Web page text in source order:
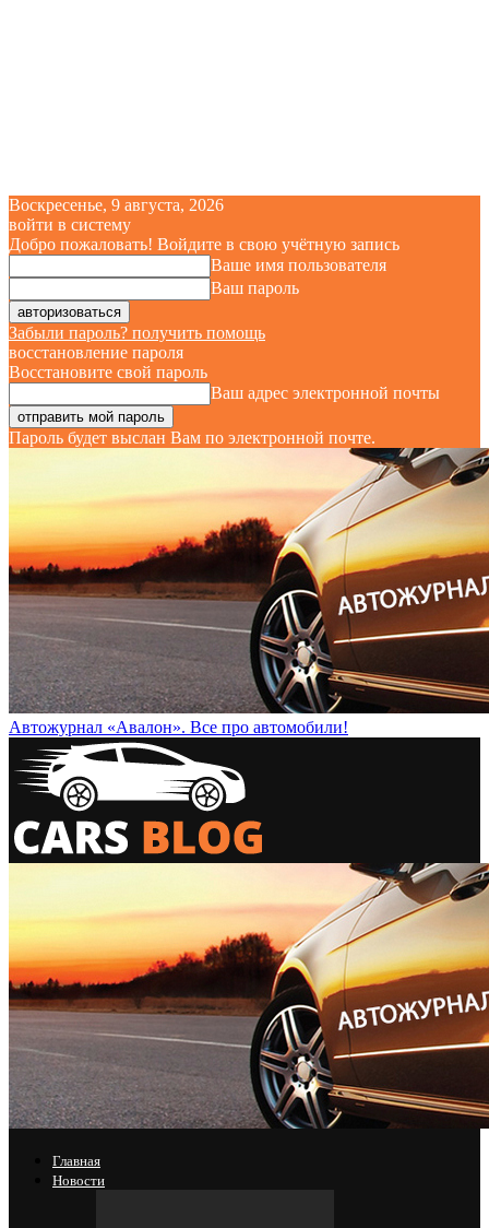
Воскресенье, 9 августа, 2026
войти в систему
Добро пожаловать! Войдите в свою учётную запись
Ваше имя пользователя
Ваш пароль
Забыли пароль? получить помощь
восстановление пароля
Восстановите свой пароль
Ваш адрес электронной почты
Пароль будет выслан Вам по электронной почте.
Автожурнал «Авалон». Все про автомобили!
Главная
Новости